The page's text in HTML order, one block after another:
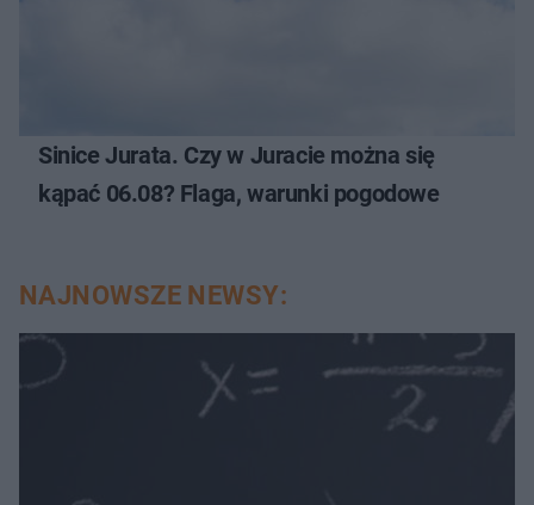
Sinice Jurata. Czy w Juracie można się
kąpać 06.08? Flaga, warunki pogodowe
NAJNOWSZE NEWSY: